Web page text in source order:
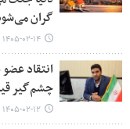
گران
۱۴۰۵-۰۲-۱۴ ۰۹:۱۵
انتقاد
چشم‌گیر
۱۴۰۵-۰۲-۱۲ ۲۲:۲۲